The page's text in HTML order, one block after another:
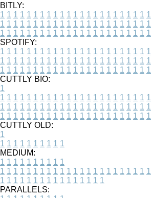
BITLY:
1 1 1 1 1 1 1 1 1 1 1 1 1 1 1 1 1 1 1 1 1 1 1
1 1 1 1 1 1 1 1 1 1 1 1 1 1 1 1 1 1 1 1 1 1 1
1 1 1 1 1 1 1 1 1 1 1 1 1 1 1 1 1 1 1 1 1 1 1
SPOTIFY:
1 1 1 1 1 1 1 1 1 1 1 1 1 1 1 1 1 1 1 1 1 1 1
1 1 1 1 1 1 1 1 1 1 1 1 1 1 1 1 1 1 1 1 1 1 1
1 1 1 1 1 1 1 1 1 1 1 1 1 1 1 1 1 1 1 1 1 1 1
CUTTLY BIO:
1
1 1 1 1 1 1 1 1 1 1 1 1 1 1 1 1 1 1 1 1 1 1 1
1 1 1 1 1 1 1 1 1 1 1 1 1 1 1 1 1 1 1 1 1 1 1
1 1 1 1 1 1 1 1 1 1 1 1 1 1 1 1 1 1 1 1 1 1 1
CUTTLY OLD:
1
1 1 1 1 1 1 1 1 1 1
MEDIUM:
1 1 1 1 1 1 1 1 1 1
1 1 1 1 1 1 1 1 1 1 1 1 1 1 1 1 1 1 1 1 1 1 1
1 1 1 1 1 1 1 1 1 1 1 1 1 1 1 1
PARALLELS: